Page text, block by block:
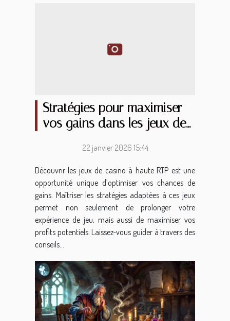
Stratégies pour maximiser
vos gains dans les jeux de
22 janvier 2026 15:44
Découvrir les jeux de casino à haute RTP est une
opportunité unique d’optimiser vos chances de
gains. Maîtriser les stratégies adaptées à ces jeux
permet non seulement de prolonger votre
expérience de jeu, mais aussi de maximiser vos
profits potentiels. Laissez-vous guider à travers des
conseils...